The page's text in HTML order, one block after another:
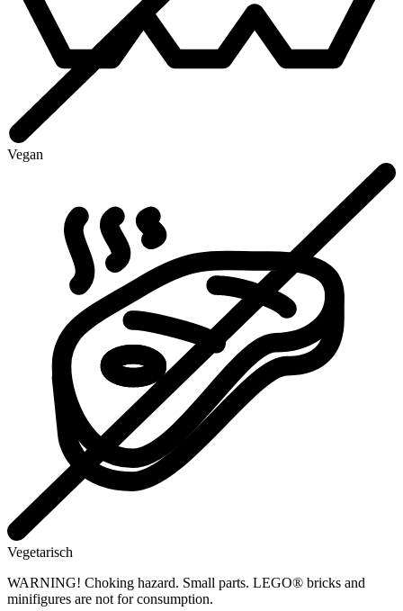
Vegan
Vegetarisch
WARNING! Choking hazard. Small parts. LEGO® bricks and
minifigures are not for consumption.